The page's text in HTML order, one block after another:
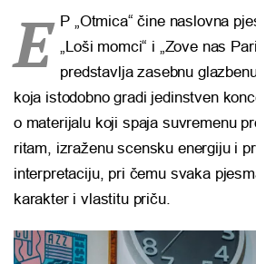
E
P „Otmica“ čine naslovna
„Loši momci“ i „Zove nas
predstavlja zasebnu
koja istodobno gradi jedinstven
o materijalu koji spaja suvremenu
ritam, izraženu scensku energiju i
interpretaciju, pri čemu svaka
karakter i vlastitu priču.